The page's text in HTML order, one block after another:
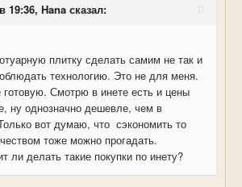
19:36, Hana сказал:
плитку сделать самим не так и
технологию. Это не для меня.
готовую. Смотрю в инете есть и цены
ну однозначно дешевле, чем в
вот думаю, что сэкономить то
тоже можно прогадать.
ли делать такие покупки по инету?